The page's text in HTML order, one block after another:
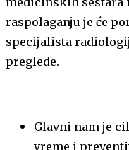
raspolaganju je će
specijalista
preglede.
Glavni nam je
vreme i